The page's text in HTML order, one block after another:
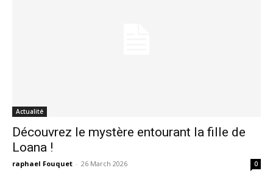
Actualité
Découvrez le mystère entourant la fille de
Loana !
raphael Fouquet - 26 March 2026 0